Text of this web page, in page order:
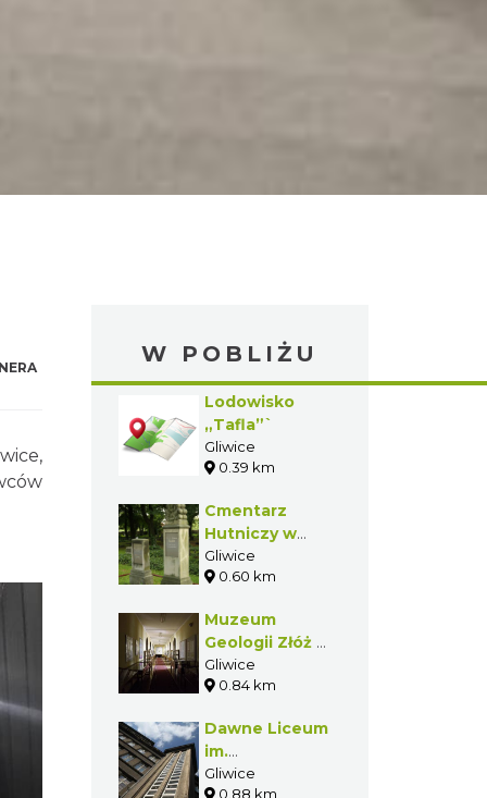
W POBLIŻU
Lodowisko
„Tafla”`
Gliwice
0.39 km
Cmentarz
Hutniczy w
Gliwicach
Gliwice
0.60 km
Muzeum
Geologii Złóż w
Gliwicach
Gliwice
0.84 km
Dawne Liceum
im.
Eichendorffa w
Gliwice
0.88 km